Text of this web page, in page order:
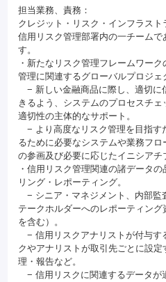
担当業務、責務：
クレジット・リスク・インフラスト
信用リスク管理部署内の一チーム
す。
・新たなリスク管理フレームワー
管理に関連するグローバルプロジェ
− 新しい金融商品に際し、適切に
きるよう、システムのプロセスチ
適切性の主体的なサポート。
− より高度なリスク管理を目指す
るために必要なシステムや業務フ
の参画及び必要に応じたイニシアチ
・信用リスク管理関連の諸データ
リング・レポーティング。
− シニア・マネジメント、内部監
テークホルダーへのレポーティン
を含む）。
− 信用リスクアナリストが付与す
クやアナリストが取引先ごとに設
理・報告など。
− 信用リスクに関連するデータが